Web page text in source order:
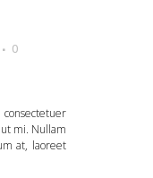
0
mi. Nullam
at, laoreet